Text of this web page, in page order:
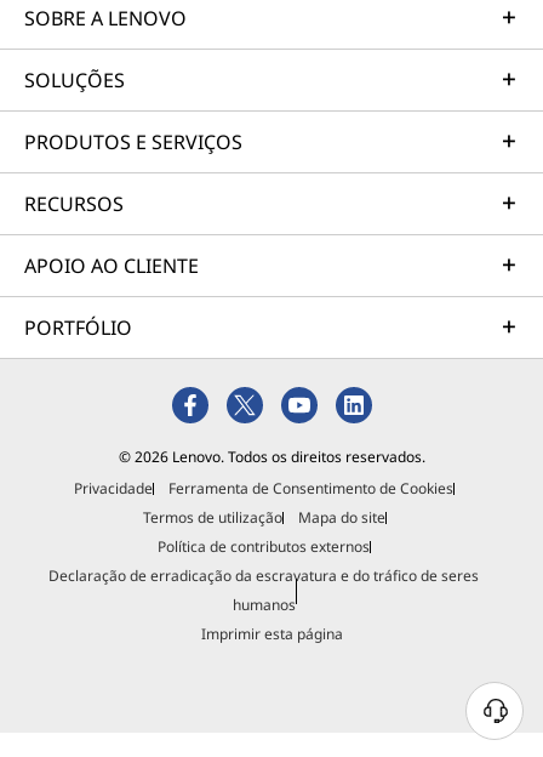
SOBRE A LENOVO
SOLUÇÕES
PRODUTOS E SERVIÇOS
RECURSOS
APOIO AO CLIENTE
PORTFÓLIO
© 2026 Lenovo. Todos os direitos reservados.
Privacidade
Ferramenta de Consentimento de Cookies
Termos de utilização
Mapa do site
Política de contributos externos
Declaração de erradicação da escravatura e do tráfico de seres
humanos
Imprimir esta página